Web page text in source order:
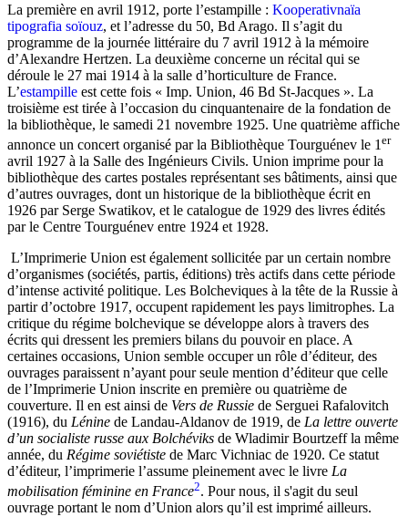
La première en avril 1912, porte l’estampille : Kooperativnaïa
tipografia soïouz, et l’adresse du 50, Bd Arago. Il s’agit du
programme de la journée littéraire du 7 avril 1912 à la mémoire
d’Alexandre Hertzen. La deuxième concerne un récital qui se
déroule le 27 mai 1914 à la salle d’horticulture de France.
L’estampille est cette fois « Imp. Union, 46 Bd St-Jacques ». La
troisième est tirée à l’occasion du cinquantenaire de la fondation de
la bibliothèque, le samedi 21 novembre 1925. Une quatrième affiche
annonce un concert organisé par la Bibliothèque Tourguénev le 1 er
avril 1927 à la Salle des Ingénieurs Civils. Union imprime pour la
bibliothèque des cartes postales représentant ses bâtiments, ainsi que
d’autres ouvrages, dont un historique de la bibliothèque écrit en
1926 par Serge Swatikov, et le catalogue de 1929 des livres édités
par le Centre Tourguénev entre 1924 et 1928.
L’Imprimerie Union est également sollicitée par un certain nombre
d’organismes (sociétés, partis, éditions) très actifs dans cette période
d’intense activité politique. Les Bolcheviques à la tête de la Russie à
partir d’octobre 1917, occupent rapidement les pays limitrophes. La
critique du régime bolchevique se développe alors à travers des
écrits qui dressent les premiers bilans du pouvoir en place. A
certaines occasions, Union semble occuper un rôle d’éditeur, des
ouvrages paraissent n’ayant pour seule mention d’éditeur que celle
de l’Imprimerie Union inscrite en première ou quatrième de
couverture. Il en est ainsi de Vers de Russie de Serguei Rafalovitch
(1916), du Lénine de Landau-Aldanov de 1919, de La lettre ouverte
d’un socialiste russe aux Bolchéviks de Wladimir Bourtzeff la même
année, du Régime soviétiste de Marc Vichniac de 1920. Ce statut
d’éditeur, l’imprimerie l’assume pleinement avec le livre La
mobilisation féminine en France2. Pour nous, il s'agit du seul
ouvrage portant le nom d’Union alors qu’il est imprimé ailleurs.